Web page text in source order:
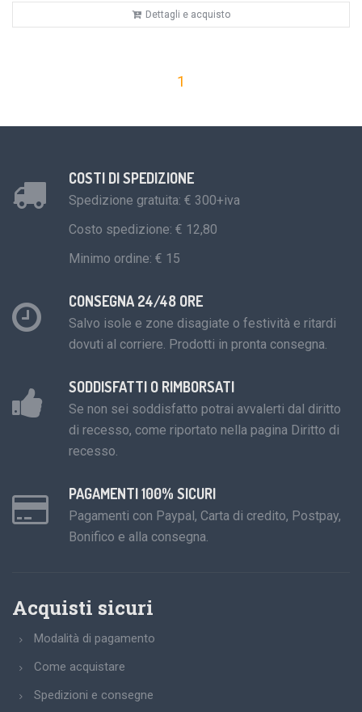
Dettagli e acquisto
1
COSTI DI SPEDIZIONE
Spedizione gratuita: € 300+iva
Costo spedizione: € 12,80
Minimo ordine: € 15
CONSEGNA 24/48 ORE
Salvo isole e zone disagiate o festività e ritardi
dovuti al corriere. Prodotti in pronta consegna.
SODDISFATTI O RIMBORSATI
Se non sei soddisfatto potrai avvalerti dal diritto
di recesso, come riportato nella pagina Diritto di
recesso.
PAGAMENTI 100% SICURI
Pagamenti con Paypal, Carta di credito, Postpay,
Bonifico e alla consegna.
Acquisti sicuri
Modalità di pagamento
Come acquistare
Spedizioni e consegne